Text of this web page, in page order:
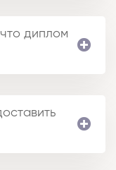
диплом